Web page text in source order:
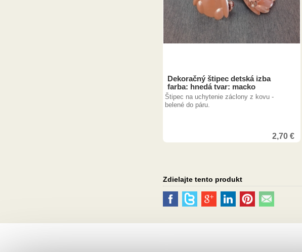
Dekoračný štipec detská izba
farba: hnedá tvar: macko
Štipec na uchytenie záclony z kovu -
belené do páru.
2,70€
Zdielajte tento produkt